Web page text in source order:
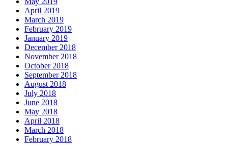
April 2019
March 2019
February 2019
January 2019
December 2018
November 2018
October 2018
September 2018
August 2018
July 2018
June 2018
May 2018
April 2018
March 2018
February 2018